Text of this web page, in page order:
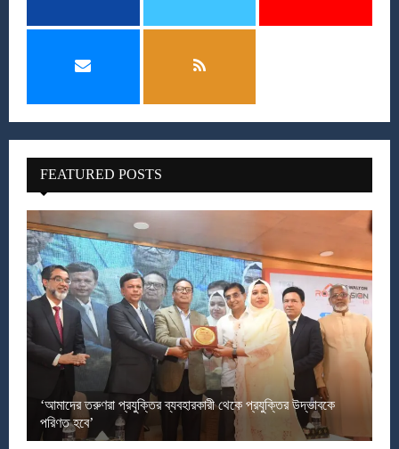
FEATURED POSTS
‘আমাদের তরুণরা প্রযুক্তির ব্যবহারকারী থেকে প্রযুক্তির উদ্ভাবকে
পরিণত হবে’